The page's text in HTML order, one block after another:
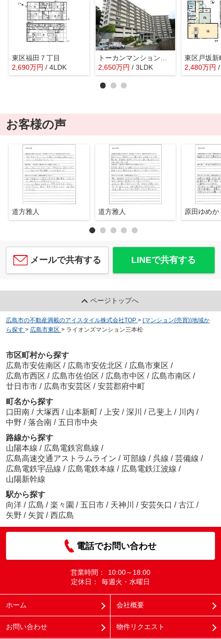
東区福田７丁目
2,690万円 / 4LDK
トーカンマンション山根町サウスウィング
2,650万円 / 3LDK
東区戸坂新
2,480万円
お客様の声
道方雅人 道方雅人 原田ゆめか
メールで共有する LINEで共有する
ページトップへ
広島市の不動産満載のアイスタイル株式会社TOP > (マンション(売買))地域か
ら探す > 広島市東区 > ライオンズマンション三本松
市区町村から探す
広島市安佐南区 / 広島市安佐北区 / 広島市東区 /
広島市西区 / 広島市佐伯区 / 広島市中区 / 広島市南区 /
廿日市市 / 広島市安芸区 / 安芸郡府中町
町名から探す
口田南 / 大塚西 / 山本新町 / 上安 / 深川 / 己斐上 / 川内 /
中野 / 落合南 / 五日市中央
路線から探す
山陽本線 / 広島電鉄宮島線 /
広島高速交通アストラムライン / 可部線 / 呉線 / 芸備線 /
広島電鉄宇品線 / 広島電鉄本線 / 広島電鉄江波線 /
山陽新幹線
駅から探す
向洋 / 広島 / 楽々園 / 五日市 / 天神川 / 安芸矢口 / 古江 /
矢野 / 矢賀 / 西広島
電話でお問い合わせ
営業時間：
10:00～18:00
定休日：
毎週火・水曜日
ホーム 会社概要
お問い合わせ 物件リクエスト